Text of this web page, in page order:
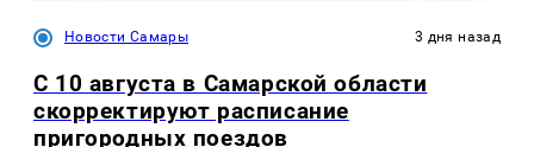
Новости Самары 3 дня назад
С 10 августа в Самарской области
скорректируют расписание
пригородных поездов